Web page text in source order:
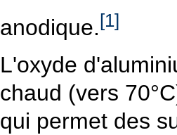
anodique.[1]
L'oxyde
chaud (vers
qui permet des